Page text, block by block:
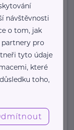
návštěvnosti
o tom, jak
partnery pro
tyto údaje
které
toho,